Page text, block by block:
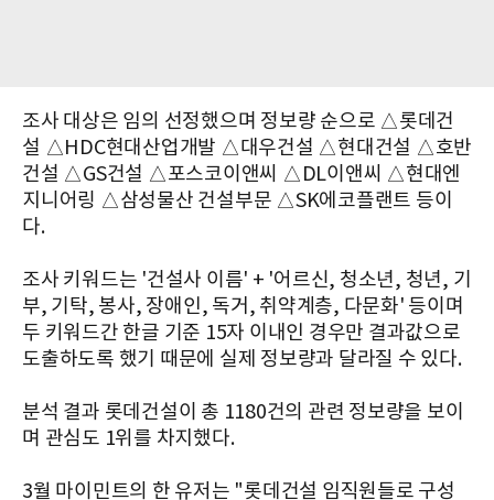
조사 대상은 임의 선정했으며 정보량 순으로 △롯데건
설 △HDC현대산업개발 △대우건설 △현대건설 △호반
건설 △GS건설 △포스코이앤씨 △DL이앤씨 △현대엔
지니어링 △삼성물산 건설부문 △SK에코플랜트 등이
다.
조사 키워드는 '건설사 이름' + '어르신, 청소년, 청년, 기
부, 기탁, 봉사, 장애인, 독거, 취약계층, 다문화' 등이며
두 키워드간 한글 기준 15자 이내인 경우만 결과값으로
도출하도록 했기 때문에 실제 정보량과 달라질 수 있다.
분석 결과 롯데건설이 총 1180건의 관련 정보량을 보이
며 관심도 1위를 차지했다.
3월 마이민트의 한 유저는 "롯데건설 임직원들로 구성